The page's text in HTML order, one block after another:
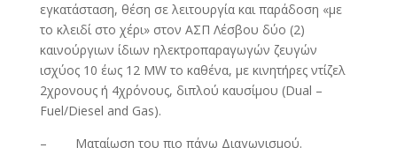
εγκατάσταση, θέση σε λειτουργία και παράδοση «με
το κλειδί στο χέρι» στον ΑΣΠ Λέσβου δύο (2)
καινούργιων ίδιων ηλεκτροπαραγωγών ζευγών
ισχύος 10 έως 12 MW το καθένα, με κινητήρες ντίζελ
2χρονους ή 4χρόνους, διπλού καυσίμου (Dual –
Fuel/Diesel and Gas).
– Ματαίωση του πιο πάνω Διαγωνισμού.